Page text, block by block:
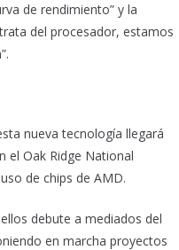
de rendimiento” y la
del procesador, estamos
nueva tecnología llegará
el Oak Ridge National
de chips de AMD.
debute a mediados del
en marcha proyectos